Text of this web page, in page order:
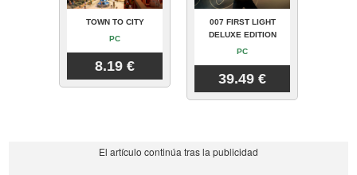
TOWN TO CITY
PC
8.19 €
007 FIRST LIGHT
DELUXE EDITION
PC
39.49 €